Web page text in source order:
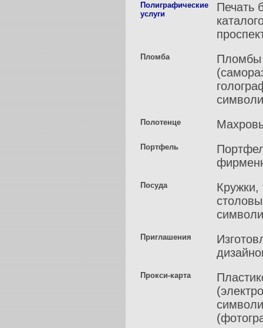
Полиграфические
услуги
Печать
Пломба
Пломбы
Полотенце
Портфель
Посуда
Кружки,
Приглашения
Прокси-карта